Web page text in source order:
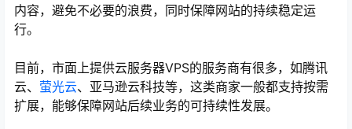
内容，避免不必要的浪费，同时保障网站的持续稳定运
行。
目前，市面上提供云服务器VPS的服务商有很多，如腾讯
云、 萤光云、亚马逊云科技等，这类商家一般都支持按需
扩展，能够保障网站后续业务的可持续性发展。